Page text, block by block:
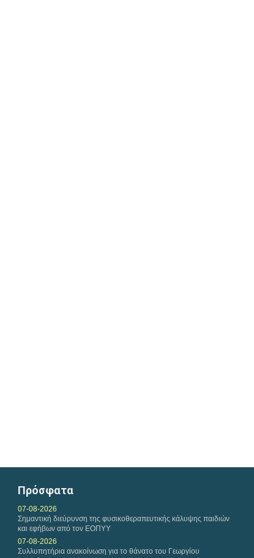
Πρόσφατα
07-08-2026
Σημαντική διεύρυνση της φυσικοθεραπευτικής κάλυψης παιδιών
και εφήβων από τον ΕΟΠΥΥ
07-08-2026
Συλλυπητήρια ανακοίνωση για το θάνατο του Γεωργίου